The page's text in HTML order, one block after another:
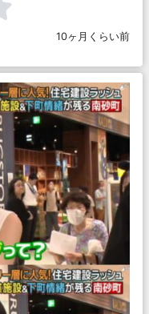
10ヶ月くらい前